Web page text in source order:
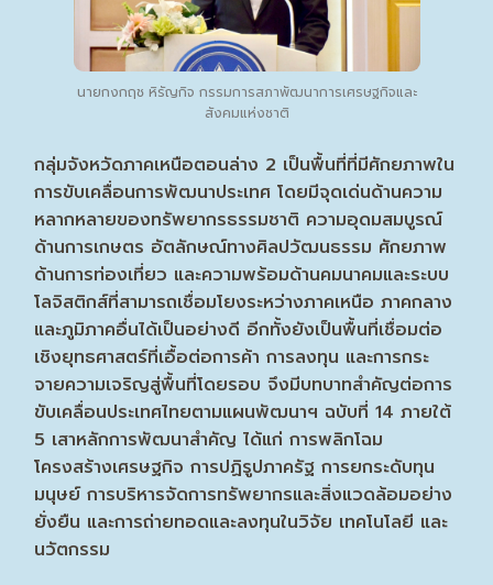
นายกงกฤช หิรัญกิจ กรรมการสภาพัฒนาการเศรษฐกิจและ
สังคมแห่งชาติ
กลุ่มจังหวัดภาคเหนือตอนล่าง 2 เป็นพื้นที่ที่มีศักยภาพใน
การขับเคลื่อนการพัฒนาประเทศ โดยมีจุดเด่นด้านความ
หลากหลายของทรัพยากรธรรมชาติ ความอุดมสมบูรณ์
ด้านการเกษตร อัตลักษณ์ทางศิลปวัฒนธรรม ศักยภาพ
ด้านการท่องเที่ยว และความพร้อมด้านคมนาคมและระบบ
โลจิสติกส์ที่สามารถเชื่อมโยงระหว่างภาคเหนือ ภาคกลาง
และภูมิภาคอื่นได้เป็นอย่างดี อีกทั้งยังเป็นพื้นที่เชื่อมต่อ
เชิงยุทธศาสตร์ที่เอื้อต่อการค้า การลงทุน และการกระ
จายความเจริญสู่พื้นที่โดยรอบ จึงมีบทบาทสำคัญต่อการ
ขับเคลื่อนประเทศไทยตามแผนพัฒนาฯ ฉบับที่ 14 ภายใต้
5 เสาหลักการพัฒนาสำคัญ ได้แก่ การพลิกโฉม
โครงสร้างเศรษฐกิจ การปฏิรูปภาครัฐ การยกระดับทุน
มนุษย์ การบริหารจัดการทรัพยากรและสิ่งแวดล้อมอย่าง
ยั่งยืน และการถ่ายทอดและลงทุนในวิจัย เทคโนโลยี และ
นวัตกรรม